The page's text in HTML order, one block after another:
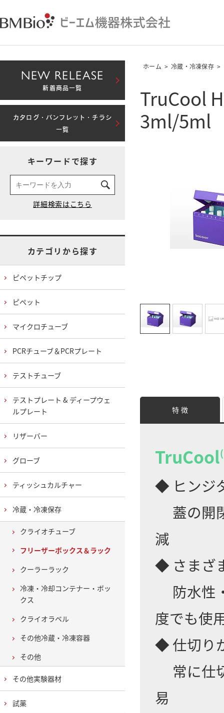
ホーム > 冷蔵・冷凍保存 >
TruCool
3ml/5ml
特 徴
TruCool
◆ ヒンジ
蓋の開
減
◆ さまざ
防水性
度でも使
◆ 仕切り
常に仕
易
NEW RELEASE
新着商品一覧
カタログ・パンフレット・チラシ
一覧
キーワードで探す
カテゴリから探す
ピペットチップ
ピペット
マイクロチューブ
PCRチューブ＆PCRプレート
テストチューブ
テストプレート & ディープウェ
ルプレート
リザーバー
グローブ
ティッシュカルチャー
冷蔵・冷凍保存
クライオチューブ
フリーザーボックス＆ラック
クーラーラック
冷凍・冷却コンテナー・ボッ
クス
クライオラベル
その他冷蔵・冷凍容器
その他
その他実験器材
試薬